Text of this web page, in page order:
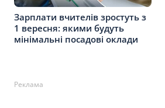
Зарплати вчителів зростуть з
1 вересня: якими будуть
мінімальні посадові оклади
Реклама